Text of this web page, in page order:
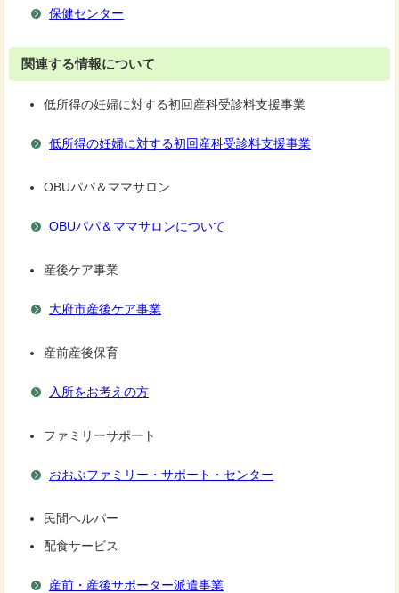
保健センター
関連する情報について
低所得の妊婦に対する初回産科受診料支援事業
低所得の妊婦に対する初回産科受診料支援事業
OBUパパ＆ママサロン
OBUパパ＆ママサロンについて
産後ケア事業
大府市産後ケア事業
産前産後保育
入所をお考えの方
ファミリーサポート
おおぶファミリー・サポート・センター
民間ヘルパー
配食サービス
産前・産後サポーター派遣事業